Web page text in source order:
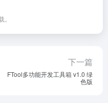
下一篇
FTool多功能开发工具箱 v1.0 绿
色版